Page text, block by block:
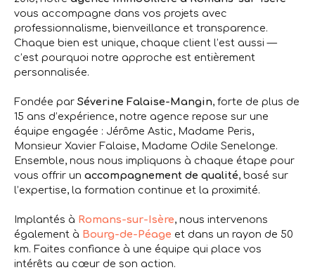
vous accompagne dans vos projets avec
professionnalisme, bienveillance et transparence.
Chaque bien est unique, chaque client l’est aussi —
c’est pourquoi notre approche est entièrement
personnalisée.
Fondée par Séverine Falaise-Mangin, forte de plus de
15 ans d’expérience, notre agence repose sur une
équipe engagée : Jérôme Astic, Madame Peris,
Monsieur Xavier Falaise, Madame Odile Senelonge.
Ensemble, nous nous impliquons à chaque étape pour
vous offrir un accompagnement de qualité, basé sur
l’expertise, la formation continue et la proximité.
Implantés à Romans-sur-Isère, nous intervenons
également à Bourg-de-Péage et dans un rayon de 50
km. Faites confiance à une équipe qui place vos
intérêts au cœur de son action.